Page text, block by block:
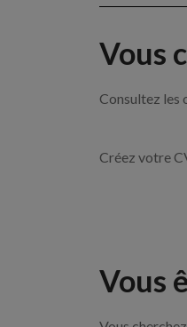
Vous
Consultez les
Créez votre
Vous